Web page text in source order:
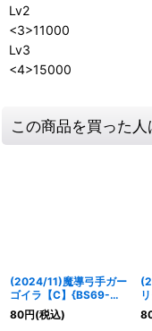
Lv2
<3>11000
Lv3
<4>15000
この商品を買った
(2024/11)魔導弓手ガー
ゴイラ【C】{BS69-
017}《紫》
80円(税込)